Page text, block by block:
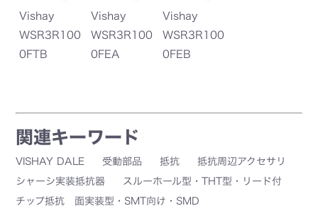
Vishay
WSR3R100
0FTB
Vishay
WSR3R100
0FEA
Vishay
WSR3R100
0FEB
関連キーワード
VISHAY DALE 受動部品 抵抗
抵抗周辺アクセサリ
シャーシ実装抵抗器
スルーホール型・THT型・リード付
チップ抵抗 面実装型・SMT向け・SMD